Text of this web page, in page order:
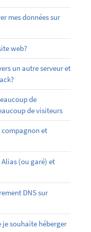
mes données sur
web?
un autre serveur et
de
de visiteurs
compagnon et
Alias (ou garé) et
DNS sur
je souhaite héberger